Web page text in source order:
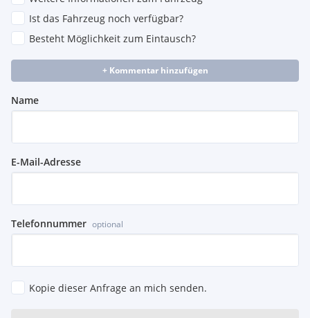
Ist das Fahrzeug noch verfügbar?
Besteht Möglichkeit zum Eintausch?
+ Kommentar hinzufügen
Name
E-Mail-Adresse
Telefonnummer optional
Kopie dieser Anfrage an mich senden.